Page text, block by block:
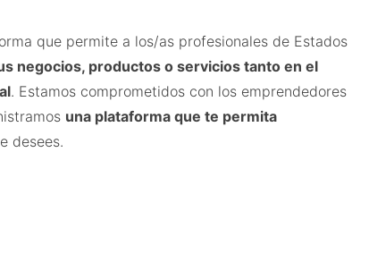
que permite a los/as profesionales de Estados
negocios, productos o servicios tanto en el
. Estamos comprometidos con los emprendedores
una plataforma que te permita
desees.